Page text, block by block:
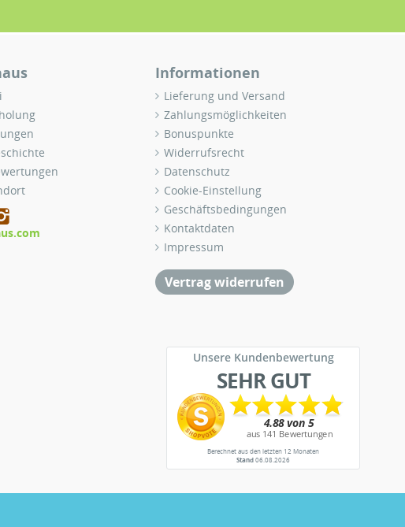
Informationen
Lieferung und Versand
Zahlungsmöglichkeiten
Bonuspunkte
Widerrufsrecht
Datenschutz
Cookie-Einstellung
Geschäftsbedingungen
Kontaktdaten
Impressum
Vertrag widerrufen
Unsere Kundenbewertung
SEHR GUT
Berechnet aus den letzten 12 Monaten
Stand06.08.2026